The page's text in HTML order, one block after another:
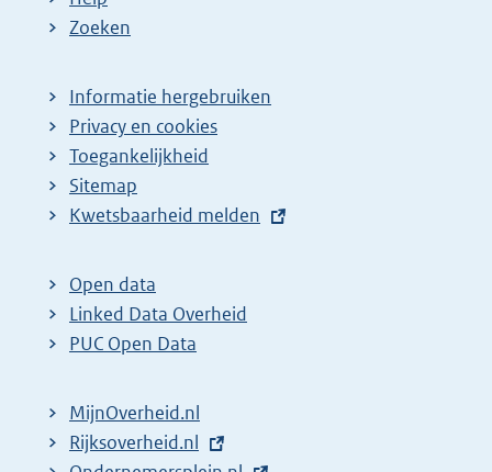
Zoeken
Informatie hergebruiken
Privacy en cookies
Toegankelijkheid
Sitemap
E
t
e
r
l
i
Kwetsbaarheid melden
Open data
Linked Data Overheid
PUC Open Data
MijnOverheid.nl
E
Rijksoverheid.nl